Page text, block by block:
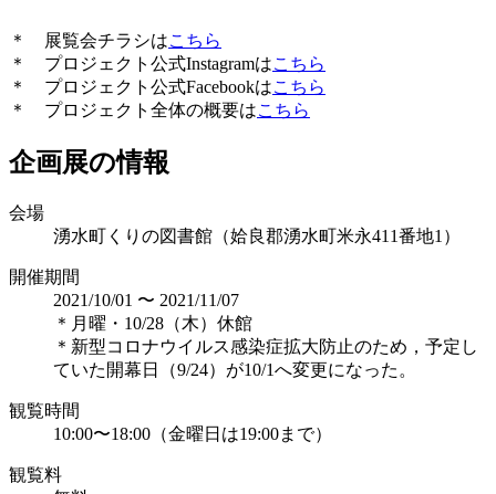
＊ 展覧会チラシはこちら
＊ プロジェクト公式Instagramはこちら
＊ プロジェクト公式Facebookはこちら
＊ プロジェクト全体の概要はこちら
企画展の情報
会場
湧水町くりの図書館（姶良郡湧水町米永411番地1）
開催期間
2021/10/01 〜 2021/11/07
＊月曜・10/28（木）休館
＊新型コロナウイルス感染症拡大防止のため，予定し
ていた開幕日（9/24）が10/1へ変更になった。
観覧時間
10:00〜18:00（金曜日は19:00まで）
観覧料